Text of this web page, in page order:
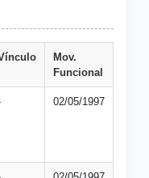
Mov.
Funcional
02/05/1997